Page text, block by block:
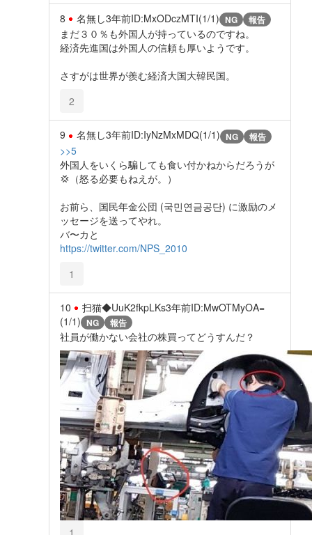
8 名無し3年前ID:MxODczMTI(1/1) NG 報告
まだ３０％も外国人が持っているのですね。
経済先進国は外国人の信頼も厚いようです。
さすがは世界が羨む経済大国大韓民国。
2
9 名無し3年前ID:IyNzMxMDQ(1/1) NG 報告
>>5
外国人をいくら騙しても食い付かねからだろうが
💢（怒る必要もねえが。）
お前ら、国民年金公団 (국민연금공단) に激励のメ
ッセージを送ってやれ。
バ〜カと
https://twitter.com/NPS_2010
1
10 扫猫◆UuK2fkpLKs3年前ID:MwOTMyOA=
(1/1) NG 報告
社員が働かない会社の株買ってどうすんだ？